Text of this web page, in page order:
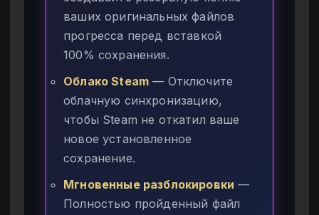
ваших оригинальных файлов
прогресса перед вставкой
100% сохранения.
Облако Steam — Отключите
облачную синхронизацию,
чтобы Steam не откатил ваше
новое установленное
сохранение.
Мгновенные разблокировки —
Полностью пройденный файл